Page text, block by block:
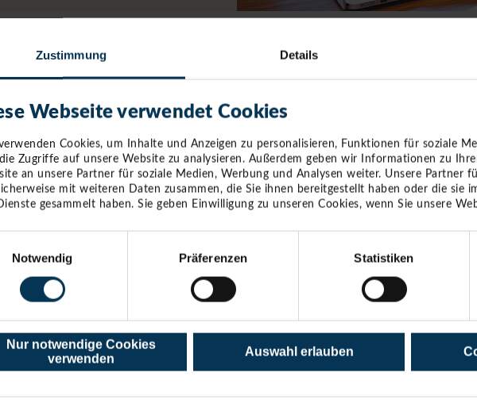
Zustimmung Details
Webseite verwendet Cookies
Cookies, um Inhalte und Anzeigen zu personalisieren, Funktionen für soziale
Zugriffe auf unsere Website zu analysieren. Außerdem geben wir Informationen zu
an unsere Partner für soziale Medien, Werbung und Analysen weiter. Unsere Partner
mit weiteren Daten zusammen, die Sie ihnen bereitgestellt haben oder die sie
gesammelt haben. Sie geben Einwilligung zu unseren Cookies, wenn Sie unsere
Notwendig
Präferenzen Statistiken
Nur notwendige Cookies
verwenden
Auswahl erlauben
AUF EINEN BLICK
– doch ihre
Fehmarnbelt-
Nahverkehr auf
betroffenen
Gutachten
Verkehrswende.
Erfahre hier alles
Ereignisse und
Bäderbahn kämpft.